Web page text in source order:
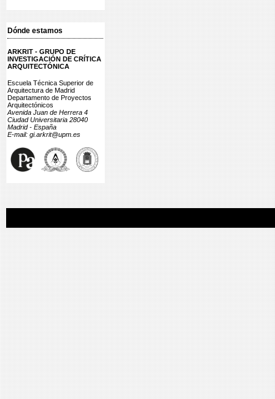
Dónde estamos
ARKRIT - GRUPO DE
INVESTIGACIÓN DE CRÍTICA
ARQUITECTÓNICA
Escuela Técnica Superior de
Arquitectura de Madrid
Departamento de Proyectos
Arquitectónicos
Avenida Juan de Herrera 4
Ciudad Universitaria 28040
Madrid - España
E-mail: gi.arkrit@upm.es